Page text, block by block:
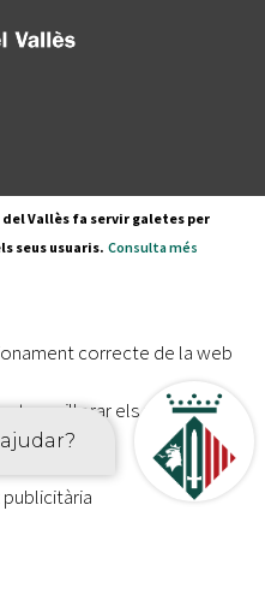
de dades Mapa del lloc
Vallès fa servir galetes per
seus usuaris. Consulta més
correcte de la web
millorar els serveis del